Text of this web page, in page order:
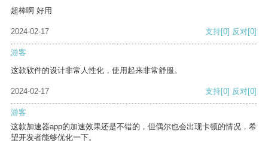
超棒啊 好用
2024-02-17 支持[0] 反对[0]
游客
这款软件的设计非常人性化，使用起来非常舒服。
2024-02-17 支持[0] 反对[0]
游客
这款加速器app的加速效果还是不错的，但偶尔也会出现卡顿的情况，希
望开发者能够优化一下。